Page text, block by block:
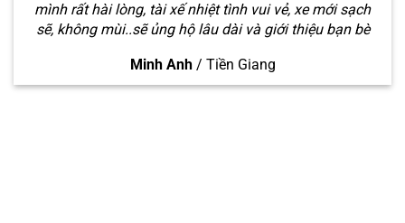
mình rất hài lòng, tài xế nhiệt tình vui vẻ, xe mới sạch
sẽ, không mùi..sẽ ủng hộ lâu dài và giới thiệu bạn bè
Minh Anh / Tiền Giang